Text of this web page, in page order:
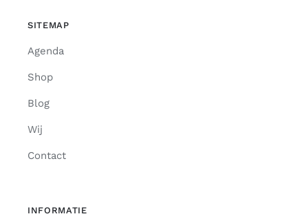
SITEMAP
Agenda
Shop
Blog
Wij
Contact
INFORMATIE